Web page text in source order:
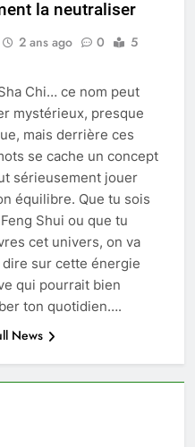
la neutraliser
2 ans ago 0
5
Chi… ce nom peut
mystérieux, presque
mais derrière ces
se cache un concept
sérieusement jouer
équilibre. Que tu sois
Shui ou que tu
cet univers, on va
sur cette énergie
qui pourrait bien
ton quotidien….
News